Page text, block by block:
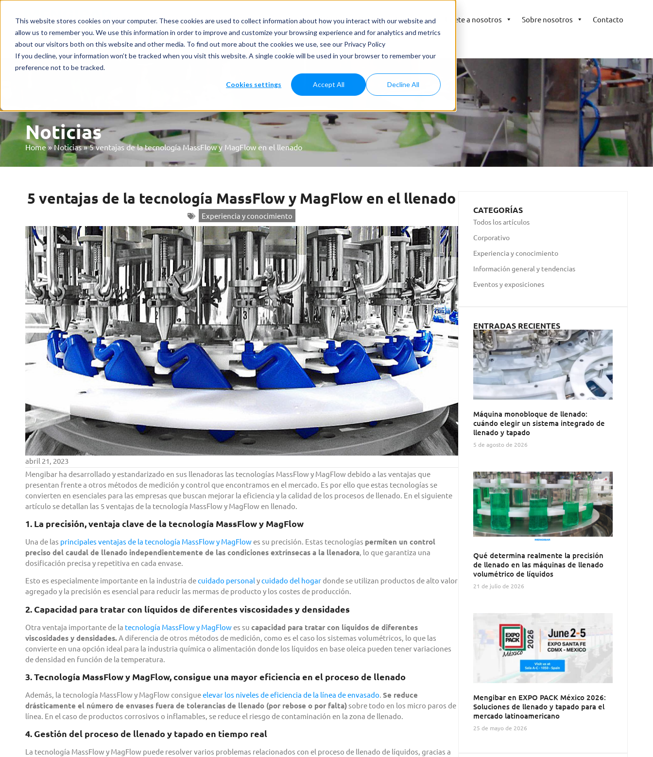
This website stores cookies on your computer. These cookies are used to collect information about how you interact with our website and
allow us to remember you. We use this information in order to improve and customize your browsing experience and for analytics and metrics
about our visitors both on this website and other media. To find out more about the cookies we use, see our Privacy Policy
If you decline, your information won’t be tracked when you visit this website. A single cookie will be used in your browser to remember your
preference not to be tracked.
Cookies settings Accept All Decline All
Inicio Máquinas Mercados y Aplicaciones Casos Prácticos Noticias Servicios Únete a nosotros Sobre nosotros Contacto
Noticias
Home»Noticias»5 ventajas de la tecnología MassFlow y MagFlow en el llenado
5 ventajas de la tecnología MassFlow y MagFlow en el llenado
Experiencia y conocimiento
abril 21, 2023
Mengibar ha desarrollado y estandarizado en sus llenadoras las tecnologías MassFlow y MagFlow debido a las ventajas que
presentan frente a otros métodos de medición y control que encontramos en el mercado. Es por ello que estas tecnologías se
convierten en esenciales para las empresas que buscan mejorar la eficiencia y la calidad de los procesos de llenado. En el siguiente
artículo se detallan las 5 ventajas de la tecnología MassFlow y MagFlow en llenado.
1. La precisión, ventaja clave de la tecnología MassFlow y MagFlow
Una de las principales ventajas de la tecnología MassFlow y MagFlowes su precisión. Estas tecnologías permiten un control
preciso del caudal de llenado independientemente de las condiciones extrínsecas a la llenadora, lo que garantiza una
dosificación precisa y repetitiva en cada envase.
Esto es especialmente importante en la industria decuidado personal ycuidado del hogardonde se utilizan productos de alto valor
agregado y la precisión es esencial para reducir las mermas de producto y los costes de producción.
2. Capacidad para tratar con líquidos de diferentes viscosidades y densidades
Otra ventaja importante de la tecnología MassFlow y MagFlowes su capacidad para tratar con líquidos de diferentes
viscosidades y densidades. A diferencia de otros métodos de medición, como es el caso los sistemas volumétricos, lo que las
convierte en una opción ideal para la industria química o alimentación donde los líquidos en base oleica pueden tener variaciones
de densidad en función de la temperatura.
3. Tecnología MassFlow y MagFlow, consigue una mayor eficiencia en el proceso de llenado
Además, la tecnología MassFlow y MagFlow consigueelevar los niveles de eficiencia de la línea de envasado. Se reduce
drásticamente el número de envases fuera de tolerancias de llenado (por rebose o por falta) sobre todo en los micro paros de
línea. En el caso de productos corrosivos o inflamables, se reduce el riesgo de contaminación en la zona de llenado.
4. Gestión del proceso de llenado y tapado en tiempo real
La tecnología MassFlow y MagFlow puede resolver varios problemas relacionados con el proceso de llenado de líquidos, gracias a
CATEGORÍAS
Todos los artículos
Corporativo
Experiencia y conocimiento
Información general y tendencias
Eventos y exposiciones
ENTRADAS RECIENTES
Máquina monobloque de llenado:
cuándo elegir un sistema integrado de
llenado y tapado
5 de agosto de 2026
Qué determina realmente la precisión
de llenado en las máquinas de llenado
volumétrico de líquidos
21 de julio de 2026
Mengibar en EXPO PACK México 2026:
Soluciones de llenado y tapado para el
mercado latinoamericano
25 de mayo de 2026